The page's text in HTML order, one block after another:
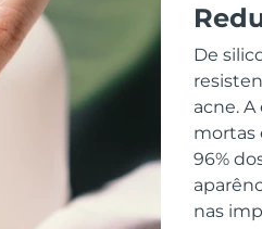
De
acne.
mortas
96%
nas